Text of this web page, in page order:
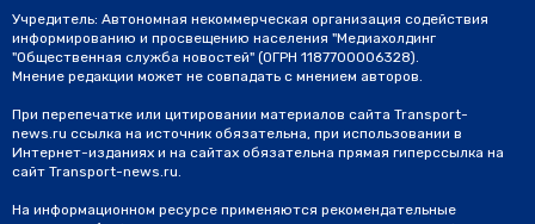
Учредитель: Автономная некоммерческая организация содействия
информированию и просвещению населения "Медиахолдинг
"Общественная служба новостей" (ОГРН 1187700006328).
Мнение редакции может не совпадать с мнением авторов.
При перепечатке или цитировании материалов сайта Transport-
news.ru ссылка на источник обязательна, при использовании в
Интернет-изданиях и на сайтах обязательна прямая гиперссылка на
сайт Transport-news.ru.
На информационном ресурсе применяются рекомендательные